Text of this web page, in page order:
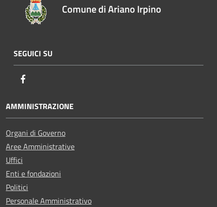
Comune di Ariano Irpino
SEGUICI SU
AMMINISTRAZIONE
Organi di Governo
Aree Amministrative
Uffici
Enti e fondazioni
Politici
Personale Amministrativo